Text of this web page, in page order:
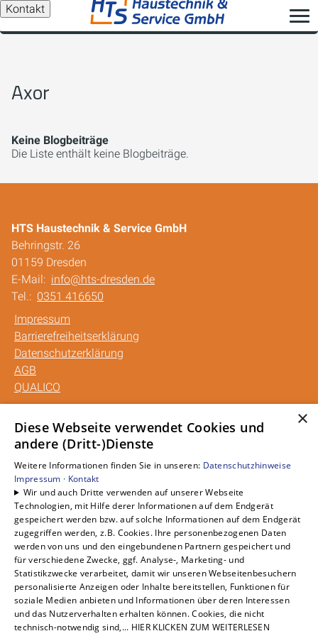
Kontakt
Axor
Keine Blogbeiträge
Die Liste enthält keine Blogbeiträge.
HTS Haustechnik & Service GmbH
Behringstr. 26
01159 Dresden
E-Mail: info@hts-dresden.de
Tel.: 0351 416650
Impressum
Barrierefreiheitserklärung
Datenschutzerklärung
AGB
QUALICO
Unsere Bereiche
Privatkunden
Gewerbekunden
Karriere
Unternehmen
Kontakt
×
Diese Webseite verwendet Cookies und
andere (Dritt-)Dienste
Weitere Informationen finden Sie in unseren: Datenschutzhinweise
Impressum · Kontakt
Wir und auch Dritte verwenden auf unserer Webseite
Technologien, mit Hilfe derer Informationen auf dem Endgerät
gespeichert werden bzw. auf solche Informationen auf dem Endgerät
zugegriffen werden, z.B. Cookies. Ihre personenbezogenen Daten
werden von uns und den eingebundenen Partnern gespeichert und
für verschiedene Zwecke, ggf. Analyse-, Marketing- und
Statistikzwecke verarbeitet, damit wir unseren Webseitenbesuchern
personalisierte Anzeigen oder Inhalte bereitstellen, Funktionen für
soziale Medien anbieten und Informationen über deren Interessen
und das Nutzerverhalten erhalten können. Cookies, die nicht
technisch-notwendig sind,... HIER KLICKEN ZUM WEITERLESEN